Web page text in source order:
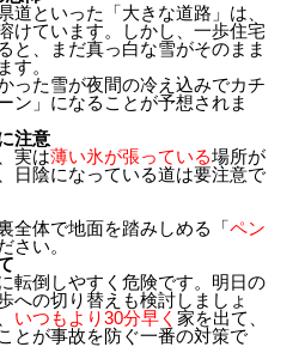
道といった「大きな道路」は、
けています。しかし、一歩住宅
と、まだ真っ白な雪がそのまま
す。
った雪が夜間の冷え込みでカチ
ン」になることが予想されま
注意
実は薄い氷が張っている場所が
日陰になっている道は要注意で
全体で地面を踏みしめる「ペン
さい。
転倒しやすく危険です。明日の
への切り替えも検討しましょ
いつもより30分早く 家を出て、
とが事故を防ぐ一番の対策で